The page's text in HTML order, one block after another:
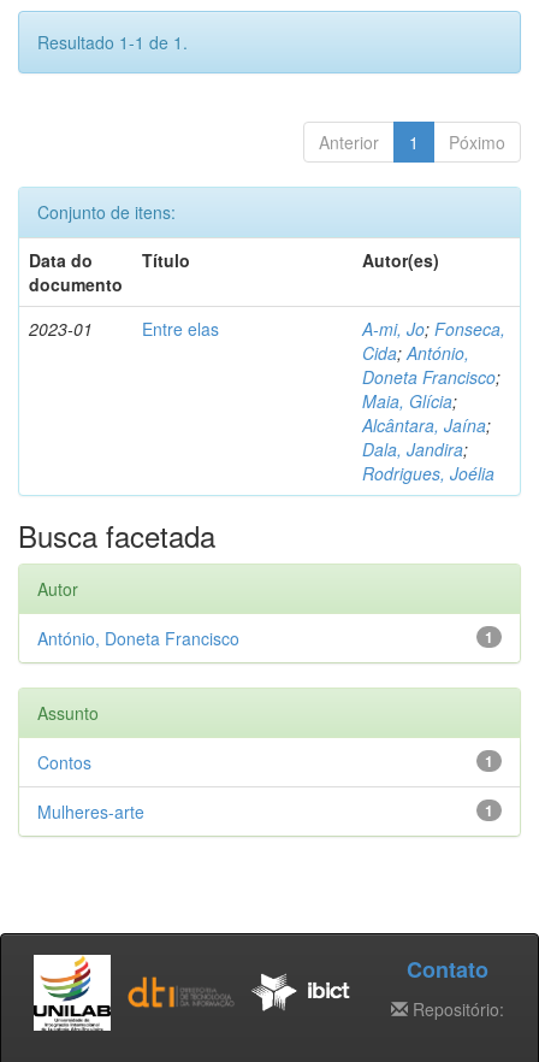
Resultado 1-1 de 1.
Anterior 1 Póximo
Conjunto de itens:
Data do
documento
Título Autor(es)
2023-01 Entre elas A-mi, Jo; Fonseca,
Cida;António,
Doneta Francisco;
Maia, Glícia;
Alcântara, Jaína;
Dala, Jandira;
Rodrigues, Joélia
Busca facetada
Autor
1
António, Doneta Francisco
Assunto
1
Contos
1
Mulheres-arte
Contato
Repositório: